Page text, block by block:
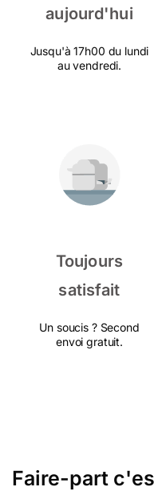
aujourd'hui
Jusqu'à 17h00 du lundi
au vendredi.
Toujours
satisfait
Un soucis ? Second
envoi gratuit.
Faire-part